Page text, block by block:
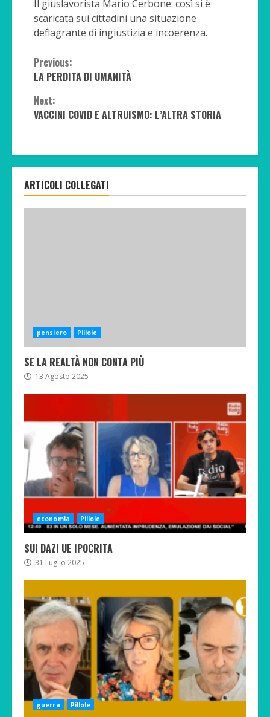
Il giuslavorista Mario Cerbone: così si è
scaricata sui cittadini una situazione
deflagrante di ingiustizia e incoerenza.
Continue
Reading
Previous:
LA PERDITA DI UMANITÀ
Next:
VACCINI COVID E ALTRUISMO: L’ALTRA STORIA
ARTICOLI COLLEGATI
pensiero Pillole
SE LA REALTÀ NON CONTA PIÙ
13 Agosto 2025
economia Pillole
SUI DAZI UE IPOCRITA
31 Luglio 2025
guerra Pillole